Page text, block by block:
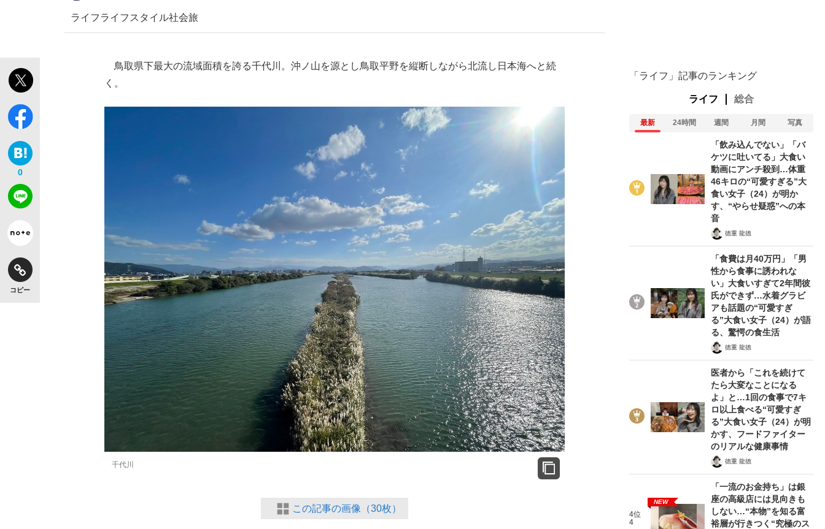
「目標達成できなかったからと言って…」サッカー日本代表・森保一監督...
ライフライフスタイル社会旅
0
コピー
鳥取県下最大の流域面積を誇る千代川。沖ノ山を源とし鳥取平野を縦断しながら北流し日本海へと続
く。
千代川
この記事の画像（30枚）
「ライフ」記事のランキング
ライフ 総合
最新 24時間 週間 月間 写真
「飲み込んでない」「バ
ケツに吐いてる」大食い
動画にアンチ殺到…体重
46キロの“可愛すぎる”大
食い女子（24）が明か
す、“やらせ疑惑”への本
音
徳重 龍徳
「食費は月40万円」「男
性から食事に誘われな
い」大食いすぎて2年間彼
氏ができず…水着グラビ
アも話題の“可愛すぎ
る”大食い女子（24）が語
る、驚愕の食生活
徳重 龍徳
医者から「これを続けて
たら大変なことになる
よ」と…1回の食事で7キ
ロ以上食べる“可愛すぎ
る”大食い女子（24）が明
かす、フードファイター
のリアルな健康事情
徳重 龍徳
4位
4
NEW
「一流のお金持ち」は銀
座の高級店には見向きも
しない…“本物”を知る富
裕層が行きつく“究極のス